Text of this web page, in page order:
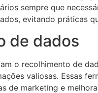
sempre que
evitando práticas
de dados
o recolhimento de
valiosas. Essas
de marketing e